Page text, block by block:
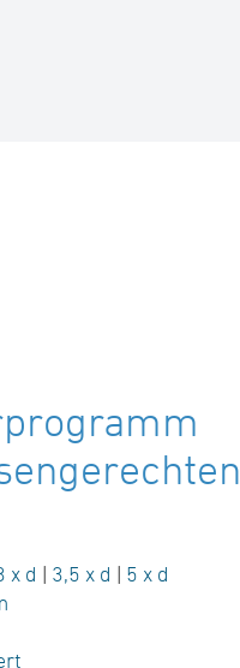
x d | 3,5 x d | 5 x d